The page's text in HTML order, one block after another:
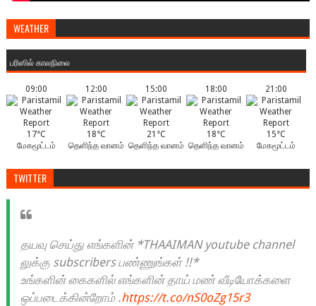
WEATHER
பரிஸில் காலநிலை
09:00
17°C
மேகமூட்டம்
12:00
18°C
தெளிந்த வானம்
15:00
21°C
தெளிந்த வானம்
18:00
18°C
தெளிந்த வானம்
21:00
15°C
மேகமூட்டம்
TWITTER
தயவு செய்து எங்களின் *THAAIMAN youtube channel
லுக்கு subscribers பண்ணுங்கள் !!*
உங்களின் கைகளில் எங்களின் தாய் மண் வீடியோக்களை
ஒப்படைக்கின்றோம் .https://t.co/nS0oZg15r3